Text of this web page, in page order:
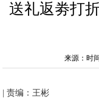
送礼返劵打
来源：时
| 责编：王彬